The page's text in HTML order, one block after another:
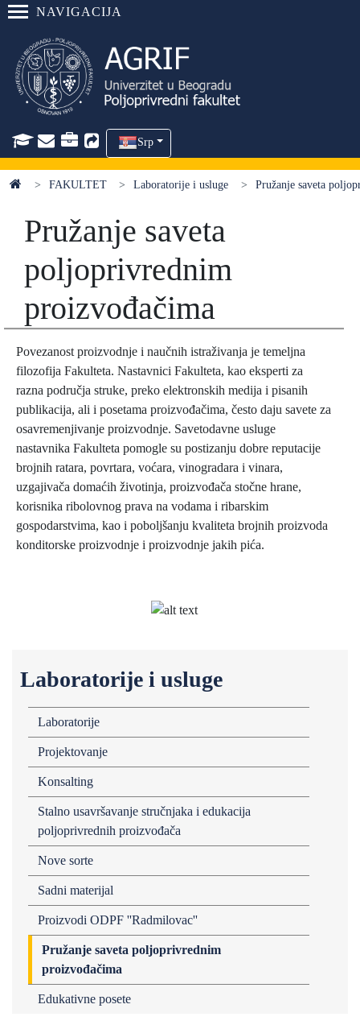
NAVIGACIJA
Srp
FAKULTET Laboratorije i usluge Pružanje saveta
Laboratorije i usluge
Laboratorije
Projektovanje
Konsalting
Stalno usavršavanje stručnjaka i edukacija
poljoprivrednih proizvođača
Nove sorte
Sadni materijal
Proizvodi ODPF ''Radmilovac''
Pružanje saveta poljoprivrednim
proizvođačima
Edukativne posete
Pružanje saveta
poljoprivrednim
proizvođačima
Povezanost proizvodnje i naučnih istraživanja je temeljna
filozofija Fakulteta. Nastavnici Fakulteta, kao eksperti za
razna područja struke, preko elektronskih medija i pisanih
publikacija, ali i posetama proizvođačima, često daju savete za
osavremenjivanje proizvodnje. Savetodavne usluge
nastavnika Fakulteta pomogle su postizanju dobre reputacije
brojnih ratara, povrtara, voćara, vinogradara i vinara,
uzgajivača domaćih životinja, proizvođača stočne hrane,
korisnika ribolovnog prava na vodama i ribarskim
gospodarstvima, kao i poboljšanju kvaliteta brojnih proizvoda
konditorske proizvodnje i proizvodnje jakih pića.